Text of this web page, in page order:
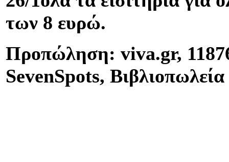
των 8 ευρώ.
Προπώληση: viva.gr,
SevenSpots,